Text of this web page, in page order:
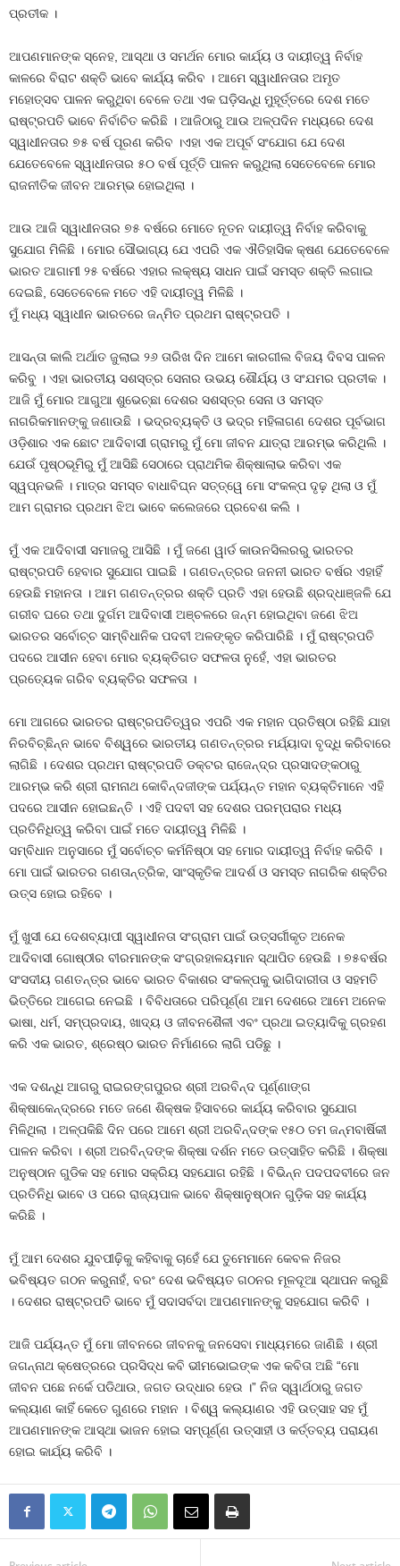
ପ୍ରତୀକ ।
ଆପଣମାନଙ୍କ ସ୍ନେହ, ଆସ୍ଥା ଓ ସମର୍ଥନ ମୋର କାର୍ଯ୍ୟ ଓ ଦାୟୀତ୍ୱ ନିର୍ବାହ
କାଳରେ ବିରାଟ ଶକ୍ତି ଭାବେ କାର୍ଯ୍ୟ କରିବ । ଆମେ ସ୍ୱାଧୀନତାର ଅମୃତ
ମହୋତ୍ସବ ପାଳନ କରୁଥିବା ବେଳେ ତଥା ଏକ ଘଡ଼ିସନ୍ଧି ମୁହୂର୍ତ୍ତରେ ଦେଶ ମତେ
ରାଷ୍ଟ୍ରପତି ଭାବେ ନିର୍ବାଚିତ କରିଛି । ଆଜିଠାରୁ ଆଉ ଅଳ୍ପଦିନ ମଧ୍ୟରେ ଦେଶ
ସ୍ୱାଧୀନତାର ୭୫ ବର୍ଷ ପୂରଣ କରିବ ।ଏହା ଏକ ଅପୂର୍ବ ସଂଯୋଗ ଯେ ଦେଶ
ଯେତେବେଳେ ସ୍ୱାଧୀନତାର ୫୦ ବର୍ଷ ପୂର୍ତ୍ତି ପାଳନ କରୁଥିଲା ସେତେବେଳେ ମୋର
ରାଜନୀତିକ ଜୀବନ ଆରମ୍ଭ ହୋଇଥିଲା ।
ଆଉ ଆଜି ସ୍ୱାଧୀନତାର ୭୫ ବର୍ଷରେ ମୋତେ ନୂତନ ଦାୟୀତ୍ୱ ନିର୍ବାହ କରିବାକୁ
ସୁଯୋଗ ମିଳିଛି । ମୋର ସୌଭାଗ୍ୟ ଯେ ଏପରି ଏକ ଐତିହାସିକ କ୍ଷଣ ଯେତେବେଳେ
ଭାରତ ଆଗାମୀ ୨୫ ବର୍ଷରେ ଏହାର ଲକ୍ଷ୍ୟ ସାଧନ ପାଇଁ ସମସ୍ତ ଶକ୍ତି ଲଗାଇ
ଦେଇଛି, ସେତେବେଳେ ମତେ ଏହି ଦାୟୀତ୍ୱ ମିଳିଛି ।
ମୁଁ ମଧ୍ୟ ସ୍ୱାଧୀନ ଭାରତରେ ଜନ୍ମିତ ପ୍ରଥମ ରାଷ୍ଟ୍ରପତି ।
ଆସନ୍ତା କାଲି ଅର୍ଥାତ ଜୁଲାଇ ୨୬ ତାରିଖ ଦିନ ଆମେ କାରଗୀଲ ବିଜୟ ଦିବସ ପାଳନ
କରିବୁ । ଏହା ଭାରତୀୟ ସଶସ୍ତ୍ର ସେନାର ଉଭୟ ଶୌର୍ଯ୍ୟ ଓ ସଂଯମର ପ୍ରତୀକ ।
ଆଜି ମୁଁ ମୋର ଆଗୁଆ ଶୁଭେଚ୍ଛା ଦେଶର ସଶସ୍ତ୍ର ସେନା ଓ ସମସ୍ତ
ନାଗରିକମାନଙ୍କୁ ଜଣାଉଛି । ଭଦ୍ରବ୍ୟକ୍ତି ଓ ଭଦ୍ର ମହିଳାଗଣ ଦେଶର ପୂର୍ବଭାଗ
ଓଡ଼ିଶାର ଏକ ଛୋଟ ଆଦିବାସୀ ଗ୍ରାମରୁ ମୁଁ ମୋ ଜୀବନ ଯାତ୍ରା ଆରମ୍ଭ କରିଥିଲି ।
ଯେଉଁ ପୃଷ୍ଠଭୂମିରୁ ମୁଁ ଆସିଛି ସେଠାରେ ପ୍ରାଥମିକ ଶିକ୍ଷାଲାଭ କରିବା ଏକ
ସ୍ୱପ୍ନଭଳି । ମାତ୍ର ସମସ୍ତ ବାଧାବିଘ୍ନ ସତ୍ତ୍ୱେ ମୋ ସଂକଳ୍ପ ଦୃଢ଼ ଥିଲା ଓ ମୁଁ
ଆମ ଗ୍ରାମର ପ୍ରଥମ ଝିଅ ଭାବେ କଲେଜରେ ପ୍ରବେଶ କଲି ।
ମୁଁ ଏକ ଆଦିବାସୀ ସମାଜରୁ ଆସିଛି । ମୁଁ ଜଣେ ୱାର୍ଡ କାଉନସିଲରରୁ ଭାରତର
ରାଷ୍ଟ୍ରପତି ହେବାର ସୁଯୋଗ ପାଇଛି । ଗଣତନ୍ତ୍ରର ଜନନୀ ଭାରତ ବର୍ଷର ଏହାହିଁ
ହେଉଛି ମହାନତା । ଆମ ଗଣତନ୍ତ୍ରର ଶକ୍ତି ପ୍ରତି ଏହା ହେଉଛି ଶ୍ରଦ୍ଧାଞ୍ଜଳି ଯେ
ଗରୀବ ଘରେ ତଥା ଦୁର୍ଗମ ଆଦିବାସୀ ଅଞ୍ଚଳରେ ଜନ୍ମ ହୋଇଥିବା ଜଣେ ଝିଅ
ଭାରତର ସର୍ବୋଚ୍ଚ ସାମ୍ବିଧାନିକ ପଦବୀ ଅଳଙ୍କୃତ କରିପାରିଛି । ମୁଁ ରାଷ୍ଟ୍ରପତି
ପଦରେ ଆସୀନ ହେବା ମୋର ବ୍ୟକ୍ତିଗତ ସଫଳତା ନୁହେଁ, ଏହା ଭାରତର
ପ୍ରତ୍ୟେକ ଗରିବ ବ୍ୟକ୍ତିର ସଫଳତା ।
ମୋ ଆଗରେ ଭାରତର ରାଷ୍ଟ୍ରପତିତ୍ୱର ଏପରି ଏକ ମହାନ ପ୍ରତିଷ୍ଠା ରହିଛି ଯାହା
ନିରବିଚ୍ଛିନ୍ନ ଭାବେ ବିଶ୍ୱରେ ଭାରତୀୟ ଗଣତନ୍ତ୍ରର ମର୍ଯ୍ୟାଦା ବୃଦ୍ଧି କରିବାରେ
ଲାଗିଛି । ଦେଶର ପ୍ରଥମ ରାଷ୍ଟ୍ରପତି ଡକ୍ଟର ରାଜେନ୍ଦ୍ର ପ୍ରସାଦଙ୍କଠାରୁ
ଆରମ୍ଭ କରି ଶ୍ରୀ ରାମନାଥ କୋବିନ୍ଦଜୀଙ୍କ ପର୍ଯ୍ୟନ୍ତ ମହାନ ବ୍ୟକ୍ତିମାନେ ଏହି
ପଦରେ ଆସୀନ ହୋଇଛନ୍ତି । ଏହି ପଦବୀ ସହ ଦେଶର ପରମ୍ପରାର ମଧ୍ୟ
ପ୍ରତିନିଧିତ୍ୱ କରିବା ପାଇଁ ମତେ ଦାୟୀତ୍ୱ ମିଳିଛି ।
ସମ୍ବିଧାନ ଅନୁସାରେ ମୁଁ ସର୍ବୋଚ୍ଚ କର୍ମନିଷ୍ଠା ସହ ମୋର ଦାୟୀତ୍ୱ ନିର୍ବାହ କରିବି ।
ମୋ ପାଇଁ ଭାରତର ଗଣତାନ୍ତ୍ରିକ, ସାଂସ୍କୃତିକ ଆଦର୍ଶ ଓ ସମସ୍ତ ନାଗରିକ ଶକ୍ତିର
ଉତ୍ସ ହୋଇ ରହିବେ ।
ମୁଁ ଖୁସୀ ଯେ ଦେଶବ୍ୟାପୀ ସ୍ୱାଧୀନତା ସଂଗ୍ରାମ ପାଇଁ ଉତ୍ସର୍ଗୀକୃତ ଅନେକ
ଆଦିବାସୀ ଗୋଷ୍ଠୀର ବୀରମାନଙ୍କ ସଂଗ୍ରହାଳୟମାନ ସ୍ଥାପିତ ହେଉଛି । ୭୫ବର୍ଷର
ସଂସଦୀୟ ଗଣତନ୍ତ୍ର ଭାବେ ଭାରତ ବିକାଶର ସଂକଳ୍ପକୁ ଭାଗିଦାରୀତା ଓ ସହମତି
ଭିତ୍ତିରେ ଆଗେଇ ନେଇଛି । ବିବିଧତାରେ ପରିପୂର୍ଣ୍ଣ ଆମ ଦେଶରେ ଆମେ ଅନେକ
ଭାଷା, ଧର୍ମ, ସମ୍ପ୍ରଦାୟ, ଖାଦ୍ୟ ଓ ଜୀବନଶୈଳୀ ଏବଂ ପ୍ରଥା ଇତ୍ୟାଦିକୁ ଗ୍ରହଣ
କରି ଏକ ଭାରତ, ଶ୍ରେଷ୍ଠ ଭାରତ ନିର୍ମାଣରେ ଲାଗି ପଡିଛୁ ।
ଏକ ଦଶନ୍ଧି ଆଗରୁ ରାଇରଙ୍ଗପୁରର ଶ୍ରୀ ଅରବିନ୍ଦ ପୂର୍ଣ୍ଣାଙ୍ଗ
ଶିକ୍ଷାକେନ୍ଦ୍ରରେ ମତେ ଜଣେ ଶିକ୍ଷକ ହିସାବରେ କାର୍ଯ୍ୟ କରିବାର ସୁଯୋଗ
ମିଳିଥିଲା । ଅଳ୍ପକିଛି ଦିନ ପରେ ଆମେ ଶ୍ରୀ ଅରବିନ୍ଦଙ୍କ ୧୫୦ ତମ ଜନ୍ମବାର୍ଷିକୀ
ପାଳନ କରିବା । ଶ୍ରୀ ଅରବିନ୍ଦଙ୍କ ଶିକ୍ଷା ଦର୍ଶନ ମତେ ଉତ୍ସାହିତ କରିଛି । ଶିକ୍ଷା
ଅନୁଷ୍ଠାନ ଗୁଡିକ ସହ ମୋର ସକ୍ରିୟ ସହଯୋଗ ରହିଛି । ବିଭିନ୍ନ ପଦପଦବୀରେ ଜନ
ପ୍ରତିନିଧି ଭାବେ ଓ ପରେ ରାଜ୍ୟପାଳ ଭାବେ ଶିକ୍ଷାନୁଷ୍ଠାନ ଗୁଡ଼ିକ ସହ କାର୍ଯ୍ୟ
କରିଛି ।
ମୁଁ ଆମ ଦେଶର ଯୁବପୀଢ଼ିକୁ କହିବାକୁ ଚାହେଁ ଯେ ତୁମେମାନେ କେବଳ ନିଜର
ଭବିଷ୍ୟତ ଗଠନ କରୁନାହଁ, ବରଂ ଦେଶ ଭବିଷ୍ୟତ ଗଠନର ମୂଳଦୂଆ ସ୍ଥାପନ କରୁଛି
। ଦେଶର ରାଷ୍ଟ୍ରପତି ଭାବେ ମୁଁ ସଦାସର୍ବଦା ଆପଣମାନଙ୍କୁ ସହଯୋଗ କରିବି ।
ଆଜି ପର୍ଯ୍ୟନ୍ତ ମୁଁ ମୋ ଜୀବନରେ ଜୀବନକୁ ଜନସେବା ମାଧ୍ୟମରେ ଜାଣିଛି । ଶ୍ରୀ
ଜଗନ୍ନାଥ କ୍ଷେତ୍ରରେ ପ୍ରସିଦ୍ଧ କବି ଭୀମଭୋଇଙ୍କ ଏକ କବିତା ଅଛି “ମୋ
ଜୀବନ ପଛେ ନର୍କେ ପଡିଥାଉ, ଜଗତ ଉଦ୍ଧାର ହେଉ ।” ନିଜ ସ୍ୱାର୍ଥଠାରୁ ଜଗତ
କଲ୍ୟାଣ କାହିଁ କେତେ ଗୁଣରେ ମହାନ । ବିଶ୍ୱ କଲ୍ୟାଣର ଏହି ଉତ୍ସାହ ସହ ମୁଁ
ଆପଣମାନଙ୍କ ଆସ୍ଥା ଭାଜନ ହୋଇ ସମ୍ପୂର୍ଣ୍ଣ ଉତ୍ସାହୀ ଓ କର୍ତ୍ତବ୍ୟ ପରାୟଣ
ହୋଇ କାର୍ଯ୍ୟ କରିବି ।